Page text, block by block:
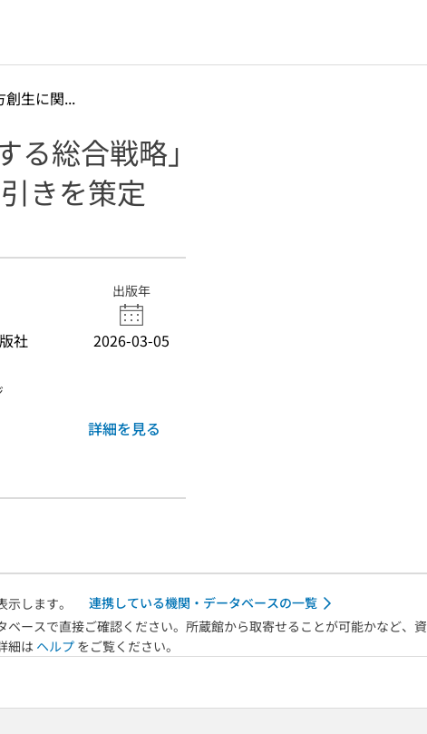
創生に関...
総合戦略」
きを策定
社
出版年
2026-03-05
詳細を見る
します。
連携している機関・データベースの一覧
ースで直接ご確認ください。所蔵館から取寄せることが可能かなど、資
細は ヘルプ をご覧ください。